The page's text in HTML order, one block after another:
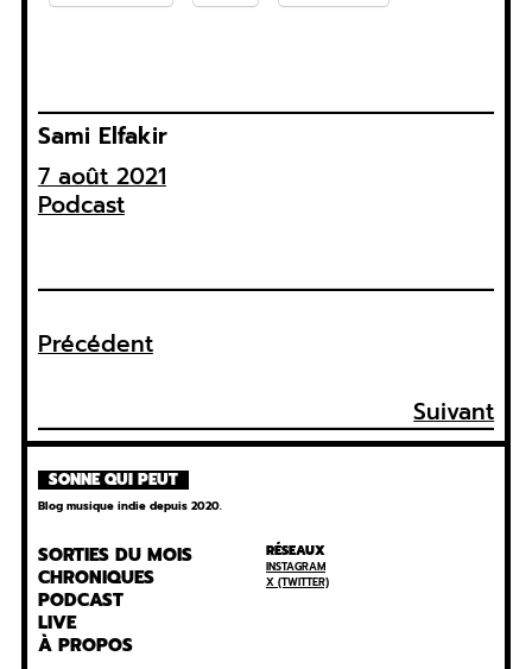
Sami Elfakir
7 août 2021
Podcast
Précédent
Suivant
SONNE QUI PEUT
Blog musique indie depuis 2020.
SORTIES DU MOIS
CHRONIQUES
PODCAST
LIVE
À PROPOS
RÉSEAUX
INSTAGRAM
X (TWITTER)